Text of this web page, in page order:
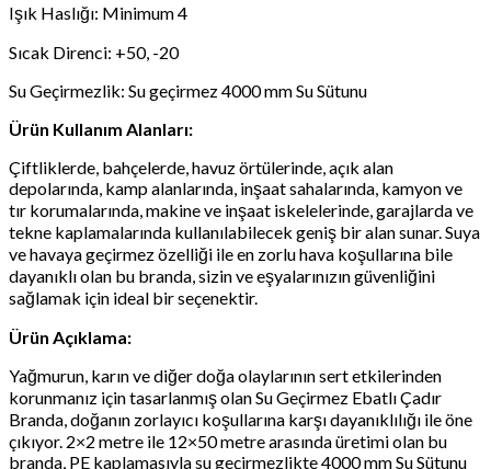
Işık Haslığı: Minimum 4
Sıcak Direnci: +50, -20
Su Geçirmezlik: Su geçirmez 4000 mm Su Sütunu
Ürün Kullanım Alanları:
Çiftliklerde, bahçelerde, havuz örtülerinde, açık alan
depolarında, kamp alanlarında, inşaat sahalarında, kamyon ve
tır korumalarında, makine ve inşaat iskelelerinde, garajlarda ve
tekne kaplamalarında kullanılabilecek geniş bir alan sunar. Suya
ve havaya geçirmez özelliği ile en zorlu hava koşullarına bile
dayanıklı olan bu branda, sizin ve eşyalarınızın güvenliğini
sağlamak için ideal bir seçenektir.
Ürün Açıklama:
Yağmurun, karın ve diğer doğa olaylarının sert etkilerinden
korunmanız için tasarlanmış olan Su Geçirmez Ebatlı Çadır
Branda, doğanın zorlayıcı koşullarına karşı dayanıklılığı ile öne
çıkıyor. 2×2 metre ile 12×50 metre arasında üretimi olan bu
branda, PE kaplamasıyla su geçirmezlikte 4000 mm Su Sütunu